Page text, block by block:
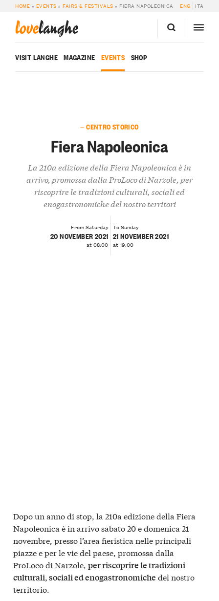
HOME » EVENTS »FAIRS & FESTIVALS » FIERA NAPOLEONICA ENG ITA
lovelanghe
VISIT LANGHE MAGAZINE EVENTS SHOP
— CENTRO STORICO
Fiera Napoleonica
La 210a edizione della Fiera Napoleonica è in
arrivo, promossa dalla ProLoco di Narzole, per
riscoprire le tradizioni culturali, sociali ed
enogastronomiche del nostro territori
From Saturday
20 NOVEMBER 2021
at 08:00
To Sunday
21 NOVEMBER 2021
at 19:00
Dopo un anno di stop, la 210a edizione della Fiera
Napoleonica è in arrivo sabato 20 e domenica 21
novembre, presso l’area fieristica nelle principali
piazze e per le vie del paese, promossa dalla
ProLoco di Narzole, per riscoprire le tradizioni
culturali, sociali ed enogastronomiche del nostro
territorio.